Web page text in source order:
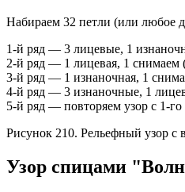
Набираем 32 петли (или любое
1-й ряд — 3 лицевые, 1
2-й ряд — 1 лицевая, 1 снимаем
3-й ряд — 1 изнаночная, 1
4-й ряд — 3 изнаночные, 1
5-й ряд — повторяем узор с 1-го
Рисунок 210. Рельефный узор с
Узор спицами